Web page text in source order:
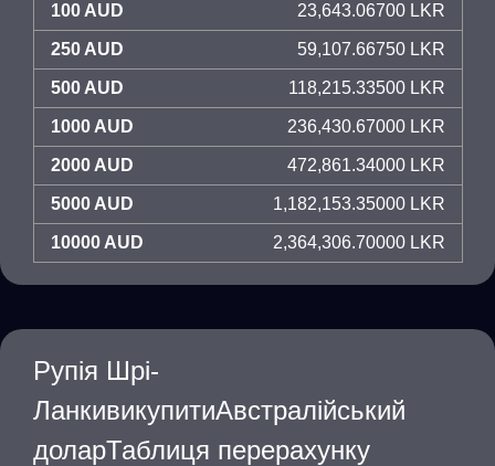
100 AUD 23,643.06700 LKR
250 AUD 59,107.66750 LKR
500 AUD 118,215.33500 LKR
1000 AUD 236,430.67000 LKR
2000 AUD 472,861.34000 LKR
5000 AUD 1,182,153.35000 LKR
10000 AUD 2,364,306.70000 LKR
Рупія Шрі-
ЛанкивикупитиАвстралійський
доларТаблиця перерахунку